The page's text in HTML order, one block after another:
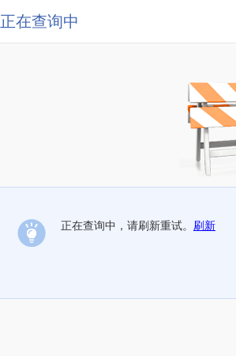
正在查询中
正在查询中，请刷新重试。 刷新